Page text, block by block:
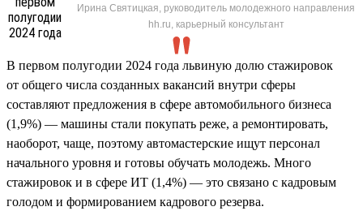
Ирина Святицкая, руководитель молодежного направления
hh.ru, карьерный консультант
В первом полугодии 2024 года львиную долю стажировок
от общего числа созданных вакансий внутри сферы
составляют предложения в сфере автомобильного бизнеса
(1,9%) — машины стали покупать реже, а ремонтировать,
наоборот, чаще, поэтому автомастерские ищут персонал
начального уровня и готовы обучать молодежь. Много
стажировок и в сфере ИТ (1,4%) — это связано с кадровым
голодом и формированием кадрового резерва.